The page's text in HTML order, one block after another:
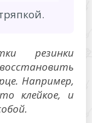
резинки
Например,
клейкое, и